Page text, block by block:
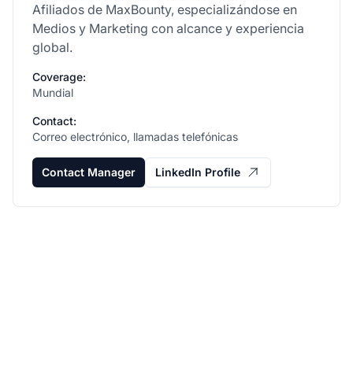
Afiliados de MaxBounty, especializándose en
Medios y Marketing con alcance y experiencia
global.
Coverage:
Mundial
Contact:
Correo electrónico, llamadas telefónicas
Contact Manager LinkedIn Profile